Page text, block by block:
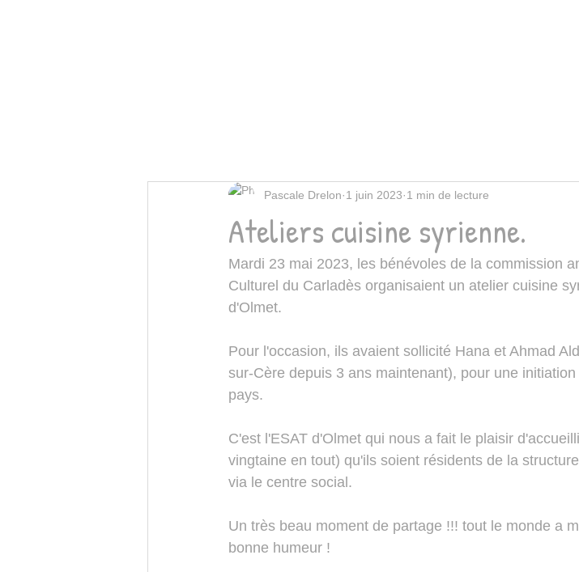
Ateliers cuisine syrienne.
Pascale Drelon 1 juin 2023 1 min de lecture
Mardi 23 mai 2023, les bénévoles de la commission
Culturel du Carladès organisaient un atelier cuisine
d'Olmet.
Pour l'occasion, ils avaient sollicité Hana et Ahmad
sur-Cère depuis 3 ans maintenant), pour une
pays.
C'est l'ESAT d'Olmet qui nous a fait le plaisir
vingtaine en tout) qu'ils soient résidents de la
via le centre social.
Un très beau moment de partage !!! tout le monde a
bonne humeur !